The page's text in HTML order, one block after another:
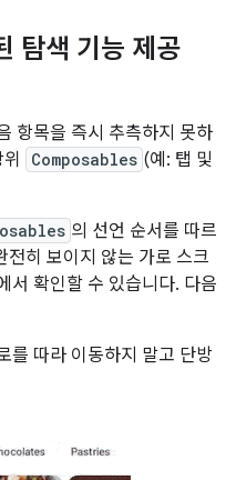
탐색 기능 제공
항목을 즉시 추측하지 못하
Composables (예: 탭 및
의 선언 순서를 따르
전히 보이지 않는 가로 스크
서 확인할 수 있습니다. 다음
따라 이동하지 말고 단방